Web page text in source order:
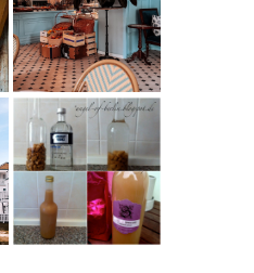
Französischer
Charme mitten
in Berlin-
Wilmersdorf
Rezept |
Karamell-
Wodka selber
machen –
einfaches
Rezept &
Geschenkidee